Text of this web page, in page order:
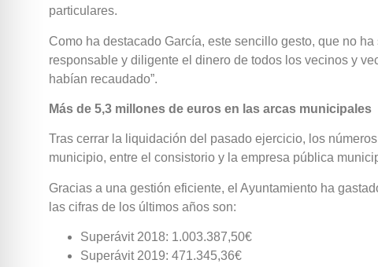
particulares.
Como ha destacado García, este sencillo gesto, que no
responsable y diligente el dinero de todos los vecinos y
habían recaudado”.
Más de 5,3 millones de euros en las arcas municipales
Tras cerrar la liquidación del pasado ejercicio, los
municipio, entre el consistorio y la empresa pública
Gracias a una gestión eficiente, el Ayuntamiento ha
las cifras de los últimos años son:
Superávit 2018: 1.003.387,50€
Superávit 2019: 471.345,36€